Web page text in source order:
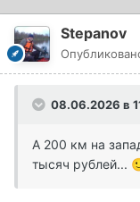
Stepanov
08.06.2026 в
А 200 км на
тысяч рублей...